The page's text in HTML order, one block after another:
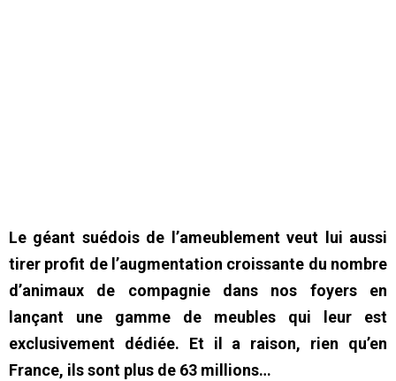
Le géant suédois de l’ameublement veut lui aussi
tirer profit de l’augmentation croissante du nombre
d’animaux de compagnie dans nos foyers en
lançant une gamme de meubles qui leur est
exclusivement dédiée. Et il a raison, rien qu’en
France, ils sont plus de 63 millions…